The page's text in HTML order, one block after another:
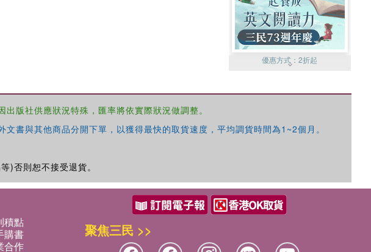
優惠方式：2折起
版社供應狀況特殊，匯率將依實際狀況做調整。
書與其他商品分開下單，以獲得最快的取貨速度，平均調貨時間為1~2個月。
)否則恕不接受退貨。
積點
購書
合作
聚焦三民 >>